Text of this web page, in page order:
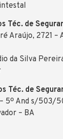
Téc. de
Araújo, 2721
da Silva
Téc. de
5º And s/503/
– BA